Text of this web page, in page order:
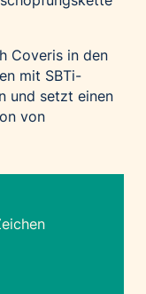
Coveris in den
mit SBTi-
und setzt einen
von